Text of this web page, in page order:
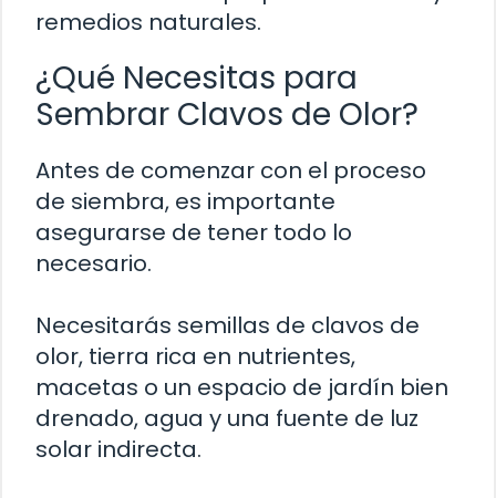
remedios naturales.
¿Qué Necesitas para
Sembrar Clavos de Olor?
Antes de comenzar con el proceso
de siembra, es importante
asegurarse de tener todo lo
necesario.
Necesitarás semillas de clavos de
olor, tierra rica en nutrientes,
macetas o un espacio de jardín bien
drenado, agua y una fuente de luz
solar indirecta.